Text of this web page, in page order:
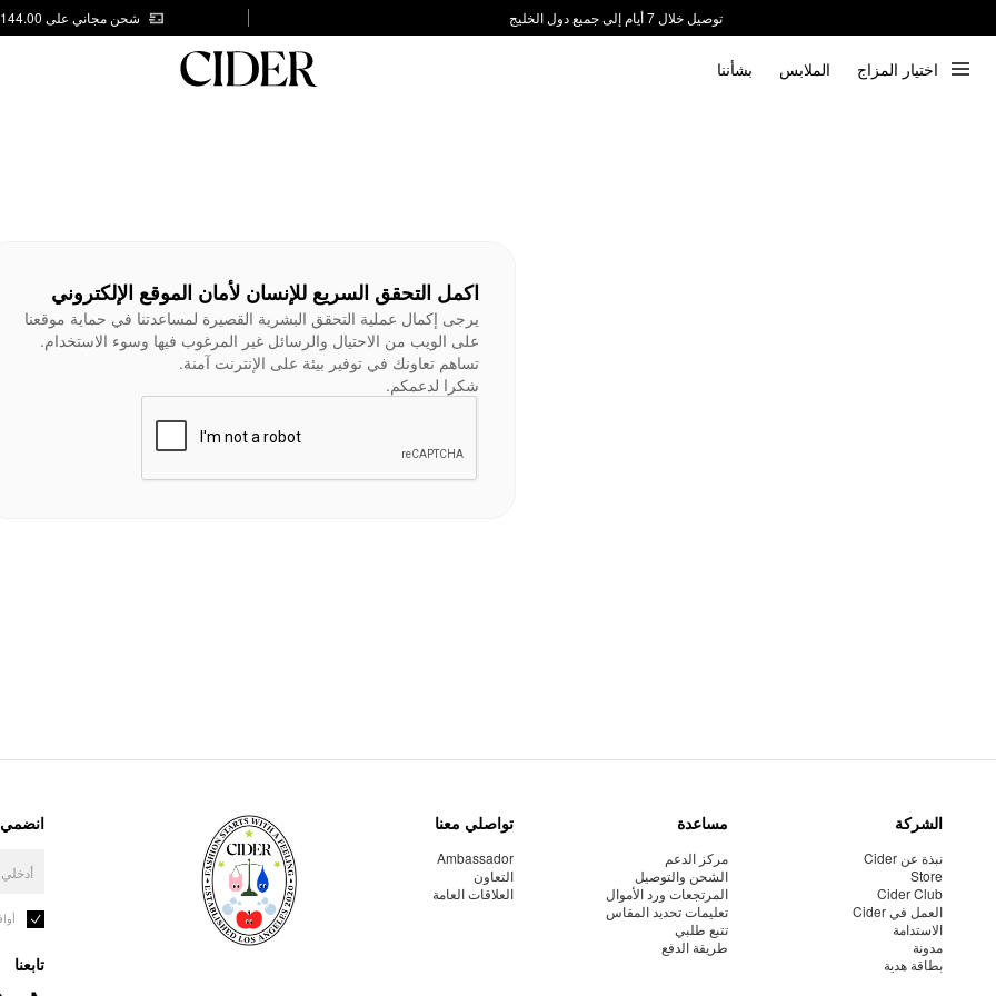
توصيل خلال 7 أيام إلى جميع دول الخليج
شحن مجاني على AED 144.00
اختيار المزاج الملابس بشأننا
اكمل التحقق السريع للإنسان لأمان الموقع الإلكتروني
يرجى إكمال عملية التحقق البشرية القصيرة لمساعدتنا في حماية موقعنا
على الويب من الاحتيال والرسائل غير المرغوب فيها وسوء الاستخدام.
تساهم تعاونك في توفير بيئة على الإنترنت آمنة.
شكرا لدعمكم.
الشركة
نبذة عن Cider
Store
Cider Club
العمل في Cider
الاستدامة
مدونة
بطاقة هدية
مساعدة
مركز الدعم
الشحن والتوصيل
المرتجعات ورد الأموال
تعليمات تحديد المقاس
تتبع طلبي
طريقة الدفع
تواصلي معنا
Ambassador
التعاون
العلاقات العامة
انضمي
تابعنا